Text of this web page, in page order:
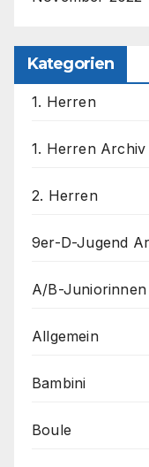
Kategorien
1. Herren
1. Herren Archiv
2. Herren
9er-D-Jugend
A/B-Juniorinnen
Allgemein
Bambini
Boule